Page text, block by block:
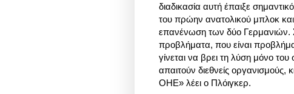
διαδικασία αυτή έπαιξε
του πρώην ανατολικού μπλοκ
επανένωση των δύο Γερμανιών.
προβλήματα, που είναι
γίνεται να βρει τη λύση μόνο
απαιτούν διεθνείς οργανισμούς,
ΟΗΕ» λέει ο Πλόιγκερ.